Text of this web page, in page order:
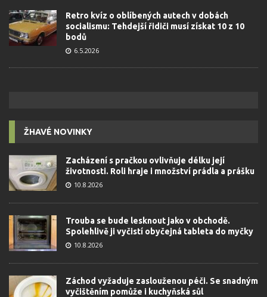
Retro kvíz o oblíbených autech v dobách
socialismu: Tehdejší řidiči musí získat 10 z 10
bodů
6.5.2026
ŽHAVÉ NOVINKY
Zacházení s pračkou ovlivňuje délku její
životnosti. Roli hraje i množství prádla a prášku
10.8.2026
Trouba se bude lesknout jako v obchodě.
Spolehlivě ji vyčistí obyčejná tableta do myčky
10.8.2026
Záchod vyžaduje zaslouženou péči. Se snadným
vyčištěním pomůže i kuchyňská sůl